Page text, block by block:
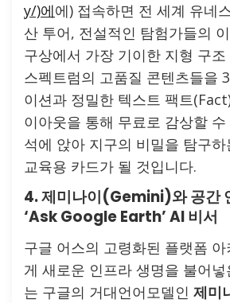
y/)에에) 접속하면 전 세계 유네
산 투어, 전설적인 탐험가들의
구상에서 가장 기이한 지형 구
스펙트럼의 고품질 콘텐츠들을
이션과 정밀한 텍스트 팩트
이아웃을 통해 무료로 감상할
석에 앉아 지구의 비밀을 탐구
교육용 카드가 될 것입니다.
4. 제미나이(Gemini)와 공간
‘Ask Google Earth’ AI 비서
구글 어스의 고령화된 플랫폼
게 새로운 인프라 생명을 불어
는 구글의 거대언어모델인 제미